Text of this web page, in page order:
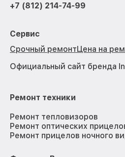
+7 (812) 214-74-99
Сервис
Срочный ремонтЦена на
Официальный сайт бренда
Ремонт техники
Ремонт тепловизоров
Ремонт оптических
Ремонт прицелов ночного